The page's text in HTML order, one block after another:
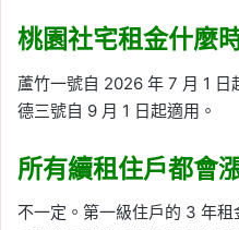
桃園社宅租金什麼
蘆竹一號自 2026 年 7 月 1 日
德三號自 9 月 1 日起適用。
所有續租住戶都會
不一定。第一級住戶的 3 年